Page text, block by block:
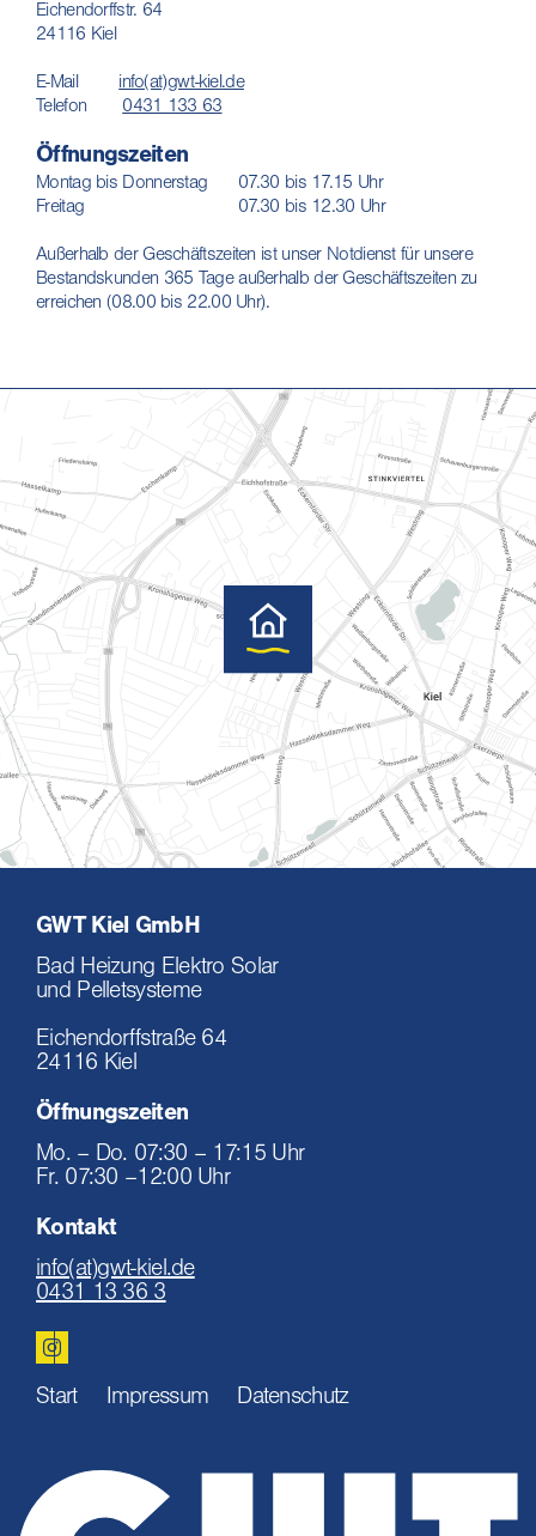
Eichendorffstr. 64
24116 Kiel
E-Mailinfo(at)gwt-kiel.de
Telefon0431 133 63
Öffnungszeiten
Montag bis Donnerstag 07.30 bis 17.15 Uhr
Freitag 07.30 bis 12.30 Uhr
Außerhalb der Geschäftszeiten ist unser Notdienst für unsere
Bestandskunden 365 Tage außerhalb der Geschäftszeiten zu
erreichen (08.00 bis 22.00 Uhr).
GWT Kiel GmbH
Bad Heizung Elektro Solar
und Pelletsysteme
Eichendorffstraße 64
24116 Kiel
Öffnungszeiten
Mo. – Do. 07:30 – 17:15 Uhr
Fr. 07:30 –12:00 Uhr
Kontakt
info(at)gwt-kiel.de
0431 13 36 3
Start Impressum Datenschutz